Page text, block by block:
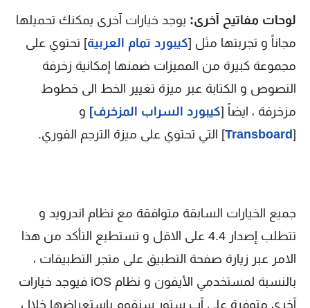
لوحات مفاتيح آخرى: يوجد خيارات آخرى يمكنك تحميلها
مجاناً و تجربتها مثل [كيبورد تمام العربية] تحتوي على
مجموعة كبيرة من المميزات ضمنها إمكانية زخرفة
النصوص و الكتابة عبر ميزة تغيير الخط الى خطوط
مزخرفة ، ايضاً [كيبورد السراب المزخرف] و
[
Transboard] التي تحتوي على ميزة الترجم الفوري.
جميع الخيارات السابقة متوافقة مع نظام اندرويد و
تتطلب إصدار 4.4 على الاقل و تستطيع التأكد من هذا
الامر عبر زيارة صفحة التطبيق على متجر التطبيقات ،
بالنسبة لمستخدمي الأيفون و نظام iOS فيوجد خيارات
آخرى متوفرة على آب ستور سنقوم باستعراضها خلال